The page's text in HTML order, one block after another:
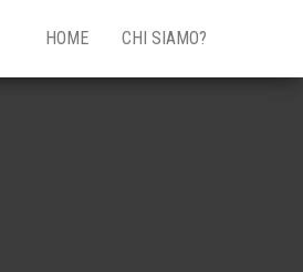
HOME CHI SIAMO?